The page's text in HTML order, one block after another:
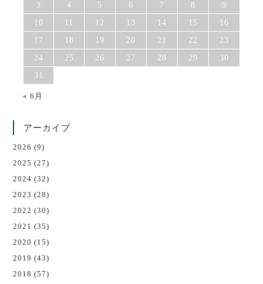
3
4 5 6 7 8
9
10
11 12 13 14 15
16
17
18 19 20 21 22
23
24
25 26 27 28 29
30
31
« 6月
アーカイブ
2026 (9)
2025 (27)
2024 (32)
2023 (28)
2022 (30)
2021 (35)
2020 (15)
2019 (43)
2018 (57)